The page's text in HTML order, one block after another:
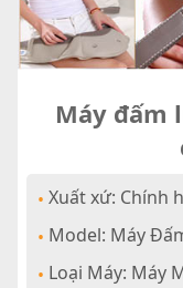
Máy đấm
• Xuất xứ: Chính
• Model: Máy
• Loại Máy: Máy